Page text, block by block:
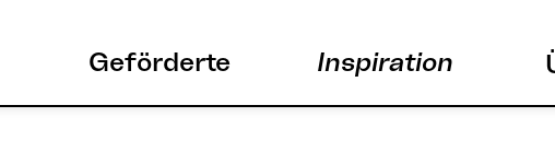
Geförderte Inspiration